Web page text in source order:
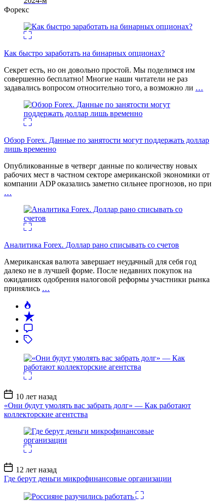
Форекс
Как быстро заработать на бинарных опционах?
Секрет есть, но он довольно простой. Мы поделимся им
совершенно бесплатно! Многие наши читатели не раз
задавались вопросом относительно того, а возможно ли …
Обзор Forex. Данные по занятости могут поддержать доллар
лишь временно
Опубликованные в четверг данные по количеству новых
рабочих мест в частном секторе американской экономики от
компании ADP оказались заметно сильнее прогнозов, но при
…
Аналитика Forex. Доллар рано списывать со счетов
Американская валюта завершает неудачный для себя год
далеко не в лучшей форме. После недавних покупок на
ожиданиях одобрения налоговой реформы участники рынка
принялись …
Дата
записи
10 лет назад
«Они будут умолять вас забрать долг» — Как работают
коллекторские агентства
Дата
записи
12 лет назад
Где берут деньги микрофинансовые организации